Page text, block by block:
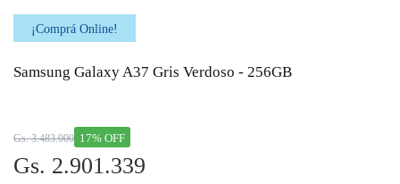
¡Comprá Online!
Samsung Galaxy A37 Gris Verdoso - 256GB
17% OFF
Gs. 3.483.000
Gs. 2.901.339